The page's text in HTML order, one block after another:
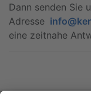
Dann senden Sie
Adresse
eine zeitnahe